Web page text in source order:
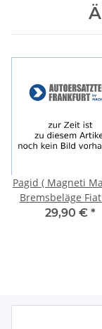
Pagid ( Magneti
Bremsbeläge
Ford Ka VORNE
29,90 € *